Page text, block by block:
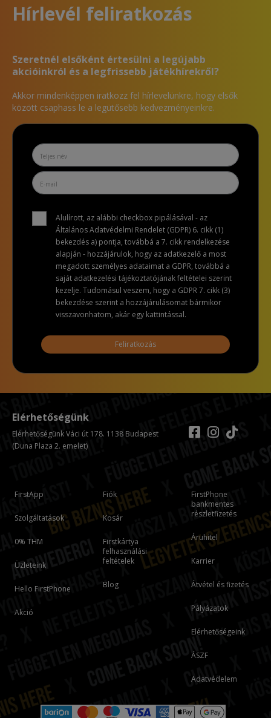
Hírlevél feliratkozás
Szeretnél elsőként értesülni a legújabb
akcióinkról és a legfrissebb játékhírekről?
Akkor mindenképpen iratkozz fel hírlevelünkre, hogy elsők
között csaphass le a legütősebb kedvezményeinkre.
Alulírott, az alábbi checkbox pipálásával - az
Általános Adatvédelmi Rendelet (GDPR) 6. cikk (1)
bekezdés a) pontja, továbbá a 7. cikk rendelkezése
alapján - hozzájárulok, hogy az adatkezelő a most
megadott személyes adataimat a GDPR, továbbá a
saját adatkezelési tájékoztatójának feltételei szerint
kezelje. Tudomásul veszem, hogy a GDPR 7. cikk (3)
bekezdése szerint a hozzájárulásomat bármikor
visszavonhatom, akár egy kattintással.
Feliratkozás
FirstApp
Szolgáltatások
0% THM
Üzleteink
Hello FirstPhone
Akció
Fiók
Kosár
Firstkártya
felhasználási
feltételek
Blog
FirstPhone
bankmentes
részletfizetés
Áruhitel
Karrier
Átvétel és fizetés
Pályázatok
Elérhetőségeink
ÁSZF
Adatvédelem
Elérhetőségünk
Elérhetőségünk Váci út 178. 1138 Budapest
(Duna Plaza 2. emelet)